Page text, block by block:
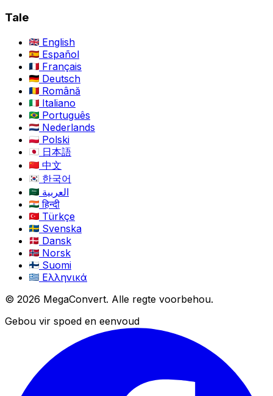
Tale
English
Español
Français
Deutsch
Română
Italiano
Português
Nederlands
Polski
日本語
中文
한국어
العربية
हिन्दी
Türkçe
Svenska
Dansk
Norsk
Suomi
Ελληνικά
© 2026 MegaConvert. Alle regte voorbehou.
Gebou vir spoed en eenvoud